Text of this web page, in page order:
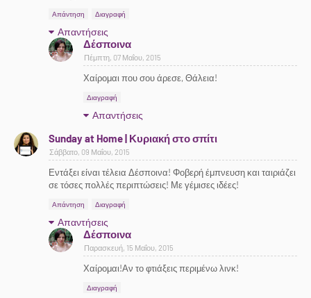
Απάντηση Διαγραφή
Απαντήσεις
Δέσποινα
Πέμπτη, 07 Μαΐου, 2015
Χαίρομαι που σου άρεσε, Θάλεια!
Διαγραφή
Απαντήσεις
Sunday at Home | Κυριακή στο σπίτι
Σάββατο, 09 Μαΐου, 2015
Εντάξει είναι τέλεια Δέσποινα! Φοβερή έμπνευση και ταιριάζει
σε τόσες πολλές περιπτώσεις! Με γέμισες ιδέες!
Απάντηση Διαγραφή
Απαντήσεις
Δέσποινα
Παρασκευή, 15 Μαΐου, 2015
Χαίρομαι!Αν το φτιάξεις περιμένω λινκ!
Διαγραφή